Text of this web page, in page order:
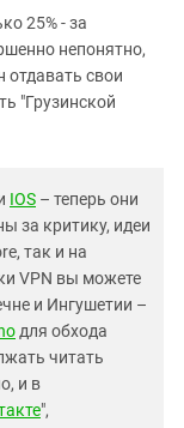
25% - за
непонятно,
свои
"Грузинской
IOS – теперь они
за критику, идеи
так и на
VPN вы можете
и Ингушетии –
для обхода
читать
и в
",